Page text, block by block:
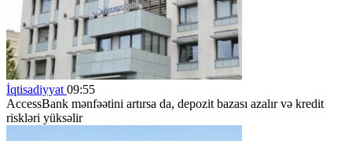
İqtisadiyyat 09:55
AccessBank mənfəətini artırsa da, depozit bazası azalır və kredit
riskləri yüksəlir